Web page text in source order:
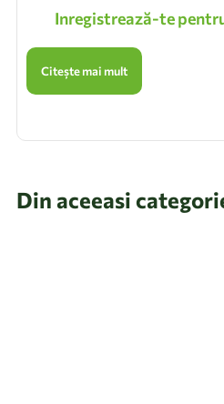
Inregistrează-te
Citește mai mult
Din aceeasi